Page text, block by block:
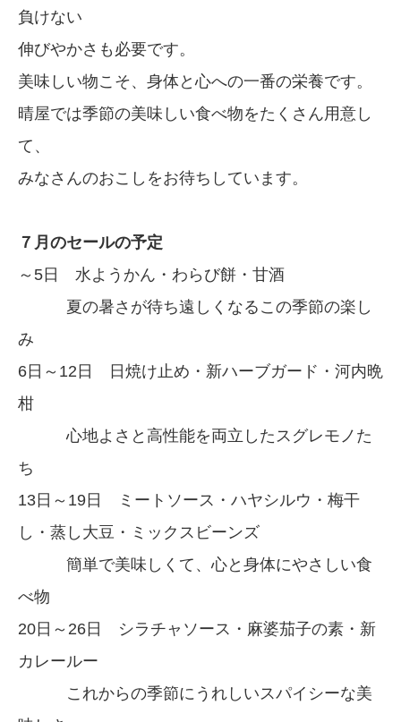
負けない
伸びやかさも必要です。
美味しい物こそ、身体と心への一番の栄養です。
晴屋では季節の美味しい食べ物をたくさん用意し
て、
みなさんのおこしをお待ちしています。
７月のセールの予定
～5日 水ようかん・わらび餅・甘酒
夏の暑さが待ち遠しくなるこの季節の楽し
み
6日～12日 日焼け止め・新ハーブガード・河内晩
柑
心地よさと高性能を両立したスグレモノた
ち
13日～19日 ミートソース・ハヤシルウ・梅干
し・蒸し大豆・ミックスビーンズ
簡単で美味しくて、心と身体にやさしい食
べ物
20日～26日 シラチャソース・麻婆茄子の素・新
カレールー
これからの季節にうれしいスパイシーな美